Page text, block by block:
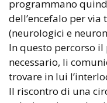
programmano
dell’encefalo per
(neurologici e
In questo percorso
necessario, li
trovare in lui
Il riscontro di una